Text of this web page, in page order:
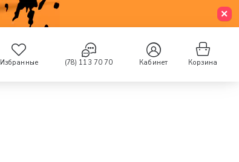
Избранные (78) 113 70 70 Кабинет Корзина